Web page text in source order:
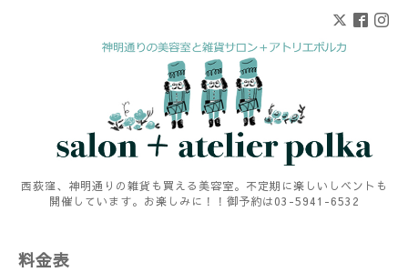
西荻窪、神明通りの雑貨も買える美容室。不定期に楽しいしベントも
開催しています。お楽しみに！！御予約は03-5941-6532
料金表